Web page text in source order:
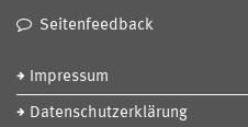
Seitenfeedback
Impressum
Datenschutzerklärung